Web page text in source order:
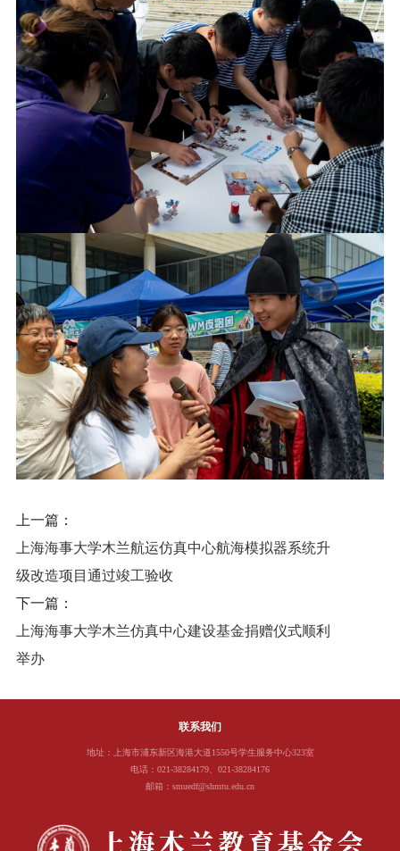
上一篇：
上海海事大学木兰航运仿真中心航海模拟器系统升
级改造项目通过竣工验收
下一篇：
上海海事大学木兰仿真中心建设基金捐赠仪式顺利
举办
联系我们
地址：上海市浦东新区海港大道1550号学生服务中心323室
电话：021-38284179、021-38284176
邮箱：smuedf@shmtu.edu.cn